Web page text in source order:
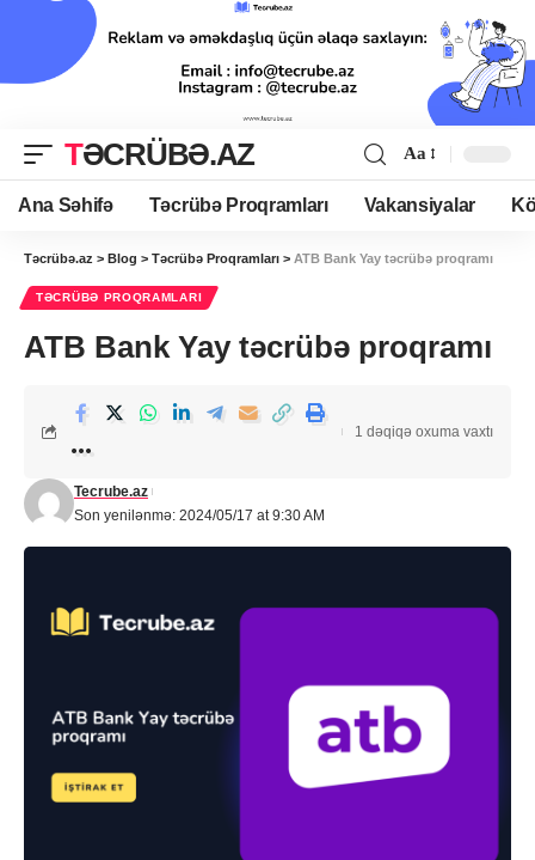
TƏCRÜBƏ.AZ Aa
Ana Səhifə Təcrübə Proqramları Vakansiyalar
Təcrübə.az > Blog > Təcrübə Proqramları > ATB Bank Yay təcrübə proqramı
TƏCRÜBƏ PROQRAMLARI
ATB Bank Yay təcrübə proqramı
Son yenilənmə: 2024/05/17 at 9:30 AM
Tecrube.az
1 dəqiqə oxuma vaxtı